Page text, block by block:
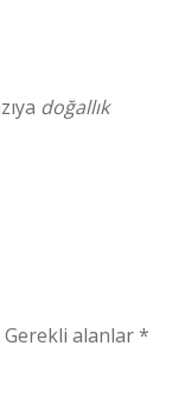
doğallık
Gerekli alanlar*